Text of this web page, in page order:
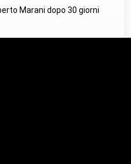
Marani dopo 30 giorni